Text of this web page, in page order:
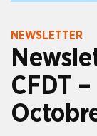
NEWSLETTER
CFDT